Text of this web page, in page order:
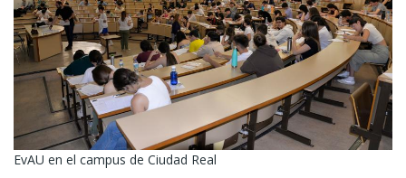
EvAU en el campus de Ciudad Real